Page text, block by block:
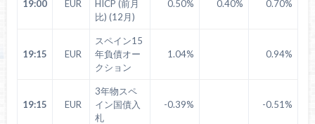
19:00 EUR
HICP (前月
比) (12月)
0.50% 0.40% 0.70%
19:15 EUR
スペイン15
年負債オー
クション
1.04% 0.94%
19:15 EUR
3年物スペ
イン国債入
札
-0.39% -0.51%